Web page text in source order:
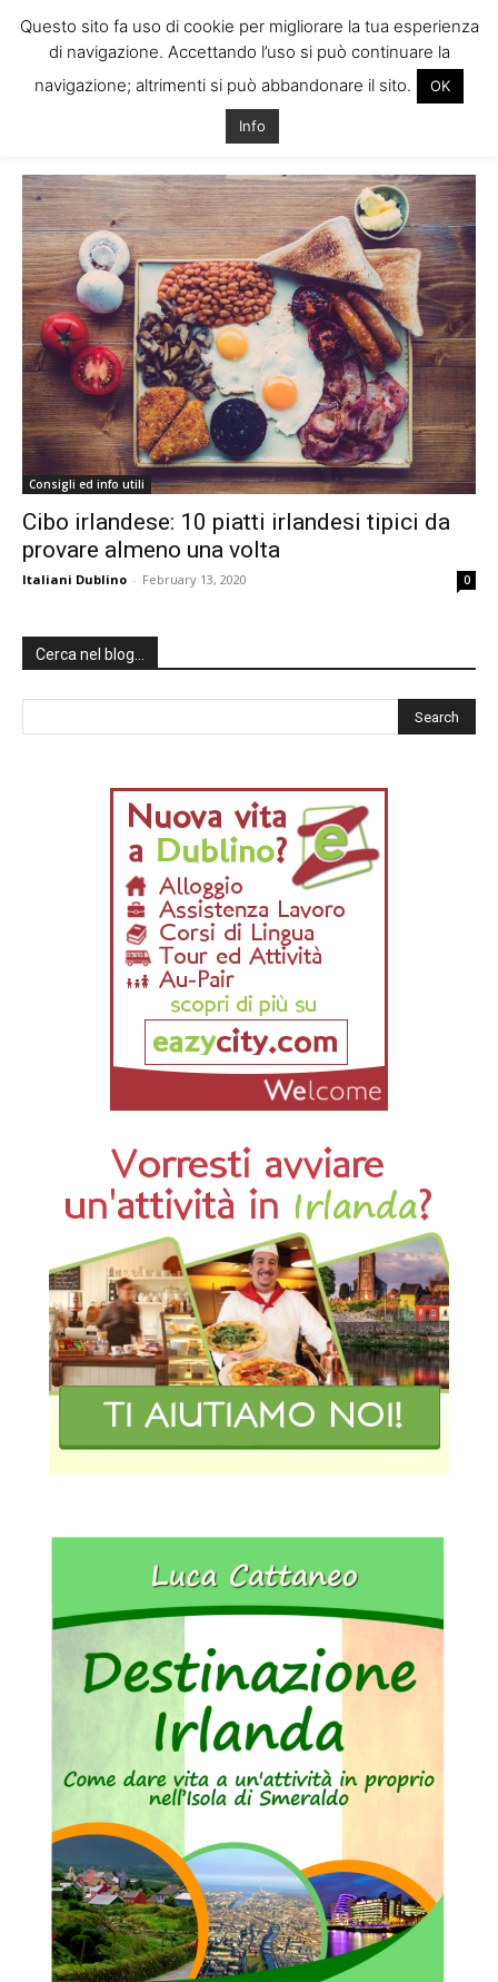
Tag: piatti tipici irlanda
Consigli ed info utili
Cibo irlandese: 10 piatti irlandesi tipici da
provare almeno una volta
Italiani Dublino - February 13, 2020 0
Cerca nel blog…
Questo sito fa uso di cookie per migliorare la tua esperienza
di navigazione. Accettando l’uso si può continuare la
navigazione; altrimenti si può abbandonare il sito.
OK
Info